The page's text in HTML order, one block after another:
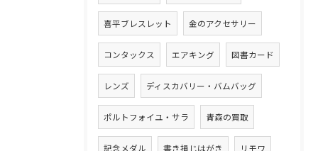
喜平ブレスレット 金のアクセサリー
コンタックス エアキング 図書カード
レンズ ディスカバリー・バムバッグ
ポルトフォイユ・サラ 青森の買取
記念メダル 書き損じはがき リモワ